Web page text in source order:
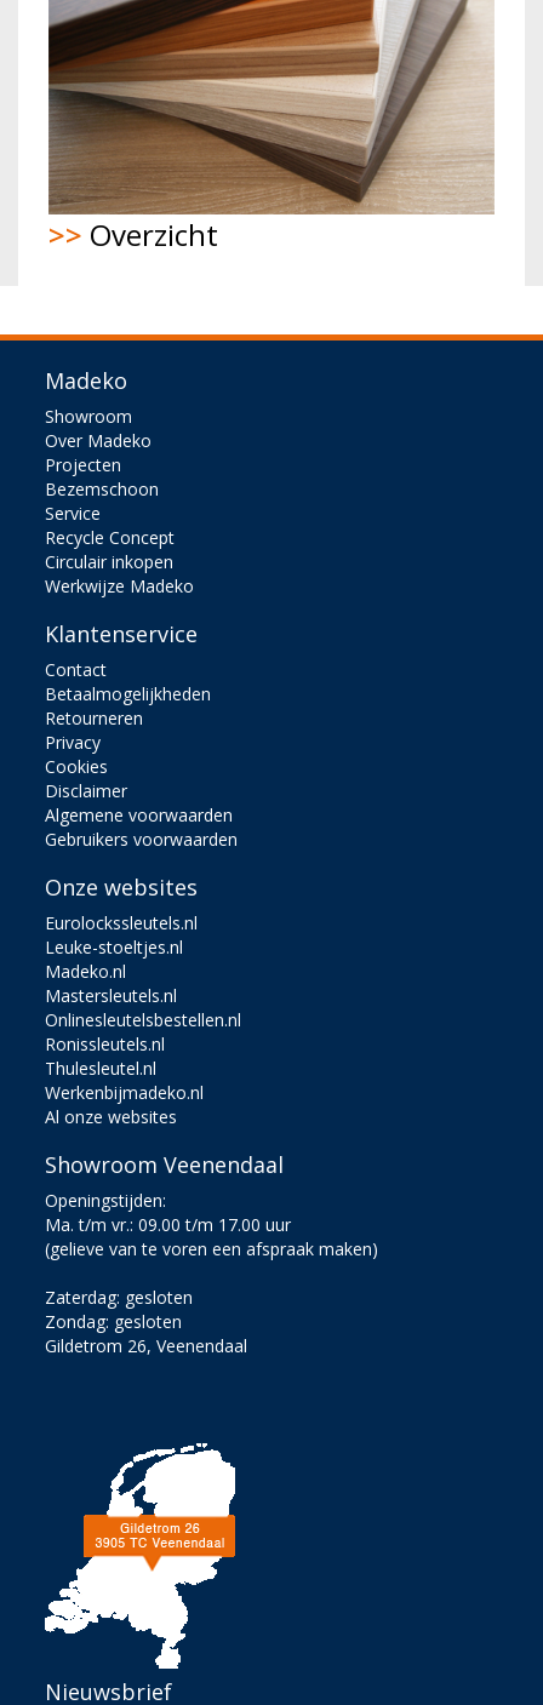
>> Overzicht
Madeko
Showroom
Over Madeko
Projecten
Bezemschoon
Service
Recycle Concept
Circulair inkopen
Werkwijze Madeko
Klantenservice
Contact
Betaalmogelijkheden
Retourneren
Privacy
Cookies
Disclaimer
Algemene voorwaarden
Gebruikers voorwaarden
Onze websites
Eurolockssleutels.nl
Leuke-stoeltjes.nl
Madeko.nl
Mastersleutels.nl
Onlinesleutelsbestellen.nl
Ronissleutels.nl
Thulesleutel.nl
Werkenbijmadeko.nl
Al onze websites
Showroom Veenendaal
Openingstijden:
Ma. t/m vr.: 09.00 t/m 17.00 uur
(gelieve van te voren een afspraak maken)
Zaterdag: gesloten
Zondag: gesloten
Gildetrom 26, Veenendaal
Nieuwsbrief